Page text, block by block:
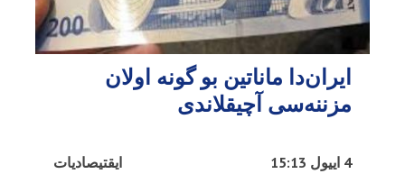
ایران‌دا ماناتین بو گونه اولان
مزننه‌سی آچیقلاندی
ایقتیصادیات 4 اییول 15:13